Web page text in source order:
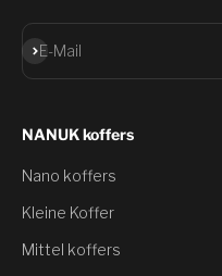
E-Mail
Abonnieren
NANUK koffers
Nano koffers
Kleine Koffer
Mittel koffers